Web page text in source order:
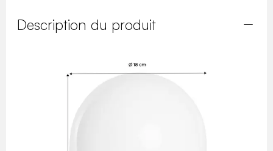
Description du produit